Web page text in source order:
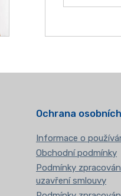
Ochrana
Informace o
Obchodní podmínky
Podmínky
uzavření smlouvy